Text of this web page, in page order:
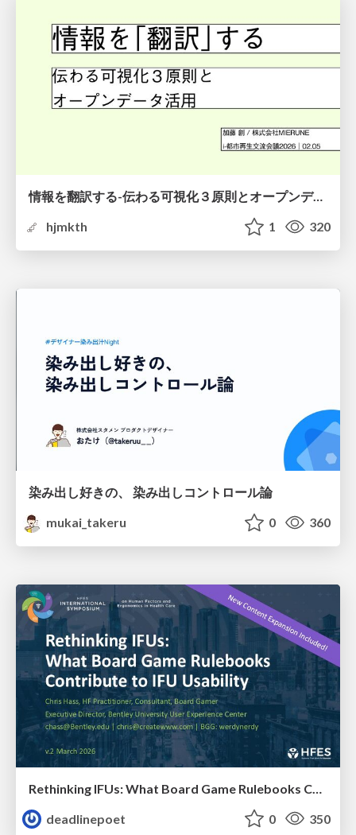
情報を翻訳する-伝わる可視化３原則とオープンデータ活用-
hjmkth
1 320
染み出し好きの、 染み出しコントロール論
mukai_takeru
0 360
deadlinepoet
0 350